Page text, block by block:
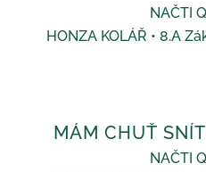
NAČTI
HONZA KOLÁŘ • 8.A
MÁM CHUŤ
NAČTI